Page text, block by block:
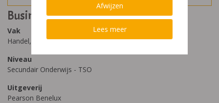
Business Partner A2 Workbook
Vak
Handel, Economie, Bedrijfsbeheer
Niveau
Secundair Onderwijs - TSO
Uitgeverij
Pearson Benelux
Afwijzen
Lees meer